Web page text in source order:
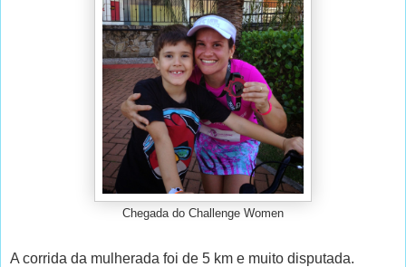
Chegada do Challenge Women
A corrida da mulherada foi de 5 km e muito disputada.